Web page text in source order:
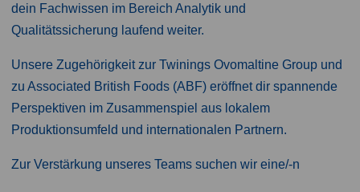
dein Fachwissen im Bereich Analytik und
Qualitätssicherung laufend weiter.
Unsere Zugehörigkeit zur Twinings Ovomaltine Group und
zu Associated British Foods (ABF) eröffnet dir spannende
Perspektiven im Zusammenspiel aus lokalem
Produktionsumfeld und internationalen Partnern.
Zur Verstärkung unseres Teams suchen wir eine/-n